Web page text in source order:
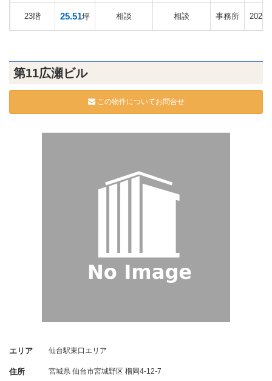
23階 25.51坪 相談 相談 事務所 2026
第11広瀬ビル
この物件についてお問合せ
エリア 仙台駅東口エリア
住所 宮城県 仙台市宮城野区 榴岡4-12-7